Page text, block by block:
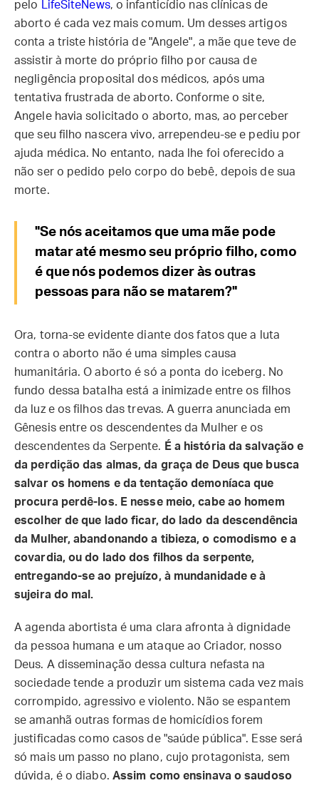
pelo LifeSiteNews, o infanticídio nas clínicas de
aborto é cada vez mais comum. Um desses artigos
conta a triste história de "Angele", a mãe que teve de
assistir à morte do próprio filho por causa de
negligência proposital dos médicos, após uma
tentativa frustrada de aborto. Conforme o site,
Angele havia solicitado o aborto, mas, ao perceber
que seu filho nascera vivo, arrependeu-se e pediu por
ajuda médica. No entanto, nada lhe foi oferecido a
não ser o pedido pelo corpo do bebê, depois de sua
morte.
"Se nós aceitamos que uma mãe pode
matar até mesmo seu próprio filho, como
é que nós podemos dizer às outras
pessoas para não se matarem?"
Ora, torna-se evidente diante dos fatos que a luta
contra o aborto não é uma simples causa
humanitária. O aborto é só a ponta do iceberg. No
fundo dessa batalha está a inimizade entre os filhos
da luz e os filhos das trevas. A guerra anunciada em
Gênesis entre os descendentes da Mulher e os
descendentes da Serpente. É a história da salvação e
da perdição das almas, da graça de Deus que busca
salvar os homens e da tentação demoníaca que
procura perdê-los. E nesse meio, cabe ao homem
escolher de que lado ficar, do lado da descendência
da Mulher, abandonando a tibieza, o comodismo e a
covardia, ou do lado dos filhos da serpente,
entregando-se ao prejuízo, à mundanidade e à
sujeira do mal.
A agenda abortista é uma clara afronta à dignidade
da pessoa humana e um ataque ao Criador, nosso
Deus. A disseminação dessa cultura nefasta na
sociedade tende a produzir um sistema cada vez mais
corrompido, agressivo e violento. Não se espantem
se amanhã outras formas de homicídios forem
justificadas como casos de "saúde pública". Esse será
só mais um passo no plano, cujo protagonista, sem
dúvida, é o diabo. Assim como ensinava o saudoso